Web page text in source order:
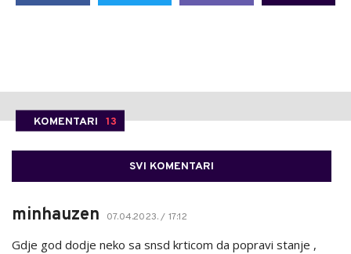
KOMENTARI 13
SVI KOMENTARI
minhauzen 07.04.2023. / 17:12
Gdje god dodje neko sa snsd krticom da popravi stanje ,